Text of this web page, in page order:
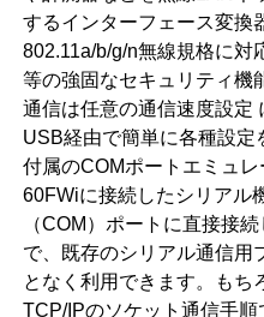
するインターフェース変換
802.11a/b/g/n無線規格に
等の強固なセキュリティ機
通信は任意の通信速度設定
USB経由で簡単に各種設定
付属のCOMポートエミュ
60FWiに接続したシリアル
（COM）ポートに直接接
で、既存のシリアル通信用
となく利用できます。もち
TCP/IPのソケット通信手